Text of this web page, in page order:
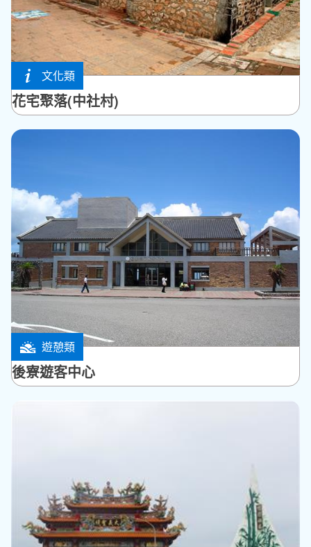
文化類
望安鄉
花宅聚落(中社村)
遊憩類
白沙鄉
後寮遊客中心